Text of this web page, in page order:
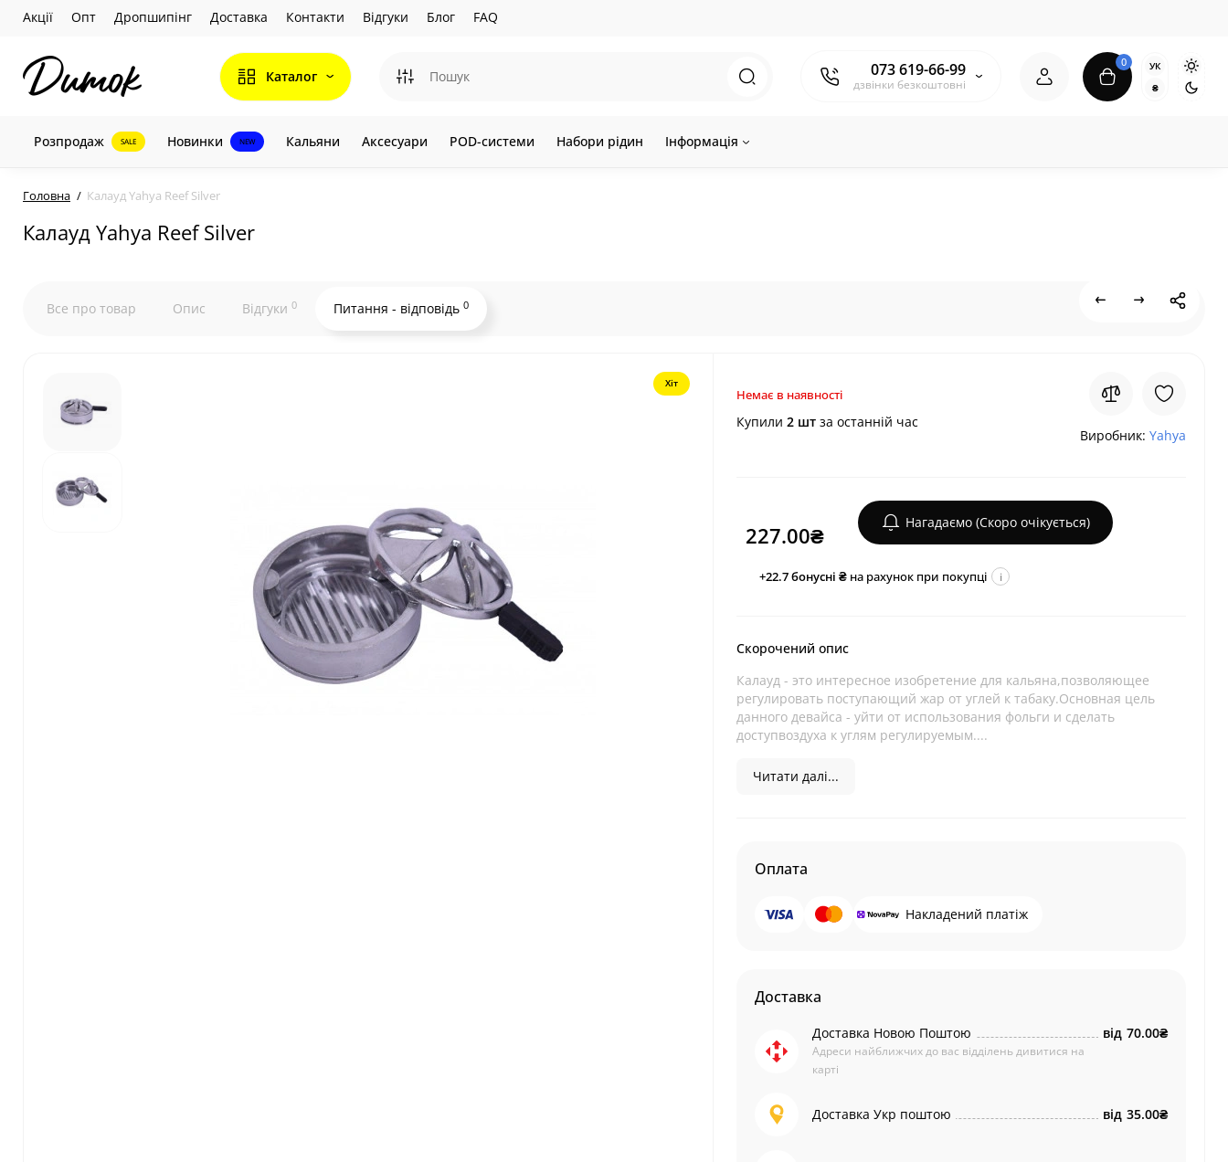
Акції Опт Дропшипінг Доставка Контакти Відгуки Блог FAQ
Каталог 073 619-66-99
дзвінки безкоштовні
0
УК
₴
Розпродаж SALE Новинки NEW Кальяни Аксесуари POD-системи Набори рідин Інформація
Головна Калауд Yahya Reef Silver
Калауд Yahya Reef Silver
Все про товар Опис Відгуки 0 Питання - відповідь 0
Хіт
Немає в наявності
Купили 2 штза останній час
Виробник: Yahya
227.00₴ Нагадаємо (Скоро очікується)
+22.7бонусні ₴ на рахунок при покупці i
Скорочений опис
Калауд - это интересное изобретение для кальяна,позволяющее
регулировать поступающий жар от углей к табаку.Основная цель
данного девайса - уйти от использования фольги и сделать
доступвоздуха к углям регулируемым....
Читати далі...
Оплата
Накладений платіж
Доставка
Доставка Новою Поштою
Адреси найближчих до вас відділень дивитися на
карті
від 70.00₴
Доставка Укр поштою від 35.00₴